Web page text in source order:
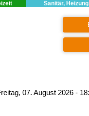
Sanitär,
07. August 2026 -